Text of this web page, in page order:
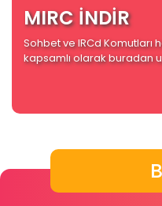
MIRC İNDİR
Sohbet ve IRCd Komutları
kapsamlı olarak buradan